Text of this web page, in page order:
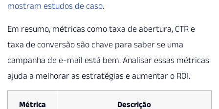
mostram estudos de caso.
Em resumo, métricas como taxa de abertura, CTR e
taxa de conversão são chave para saber se uma
campanha de e-mail está bem. Analisar essas métricas
ajuda a melhorar as estratégias e aumentar o ROI.
Métrica Descrição